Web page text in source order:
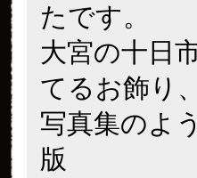
たです。
大宮の十日
てるお飾り
写真集のよ
版